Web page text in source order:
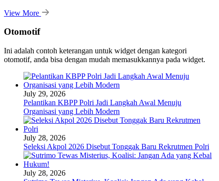
View More
Otomotif
Ini adalah contoh keterangan untuk widget dengan kategori
otomotif, anda bisa dengan mudah memasukkannya pada widget.
July 29, 2026
Pelantikan KBPP Polri Jadi Langkah Awal Menuju
Organisasi yang Lebih Modern
July 28, 2026
Seleksi Akpol 2026 Disebut Tonggak Baru Rekrutmen Polri
July 28, 2026